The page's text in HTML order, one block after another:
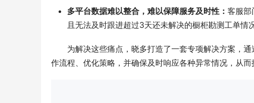
多平台数据难以整合，难以保障服务及时性： 客服部
且无法及时跟进超过3天还未解决的橱柜勘测工单情
为解决这些痛点，晓多打造了一套专项解决方案，通
作流程、优化策略，并确保及时响应各种异常情况，从